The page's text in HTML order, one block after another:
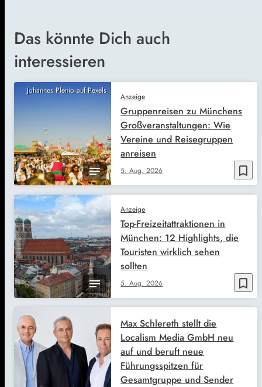
Das könnte Dich auch
interessieren
Johannes Plenio auf Pexels
bookmark_border
Anzeige
5. Aug. 2026
Gruppenreisen zu Münchens
Großveranstaltungen: Wie
Vereine und Reisegruppen
anreisen
bookmark_border
Anzeige
5. Aug. 2026
Top-Freizeitattraktionen in
München: 12 Highlights, die
Touristen wirklich sehen
sollten
Max Schlereth stellt die
Localism Media GmbH neu
auf und beruft neue
Führungsspitzen für
Gesamtgruppe und Sender